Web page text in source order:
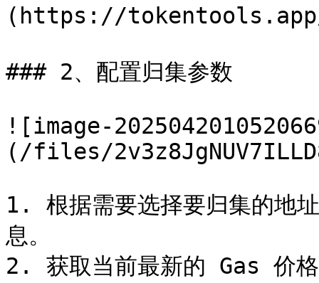
(https://
### 2、配置归集参数
![image-
(/files/
1. 根据需要选择要归集的地
息。
2. 获取当前最新的 Gas 价